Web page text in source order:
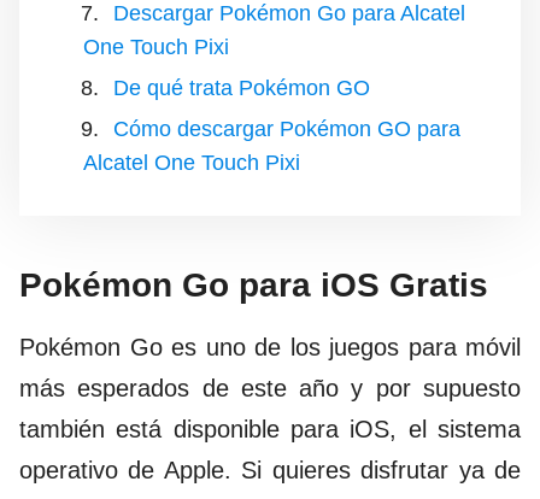
Descargar Pokémon Go para Alcatel
One Touch Pixi
De qué trata Pokémon GO
Cómo descargar Pokémon GO para
Alcatel One Touch Pixi
Pokémon Go para iOS Gratis
Pokémon Go es uno de los juegos para móvil
más esperados de este año y por supuesto
también está disponible para iOS, el sistema
operativo de Apple. Si quieres disfrutar ya de